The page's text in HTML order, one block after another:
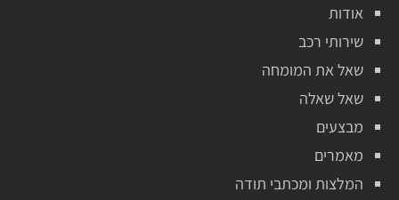
אודות
שירותי רכב
שאל את המומחה
שאל שאלה
מבצעים
מאמרים
המלצות ומכתבי תודה